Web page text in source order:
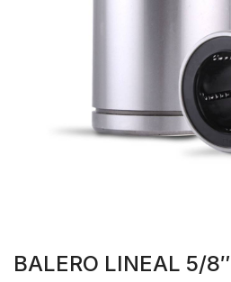
BALERO LINEAL 5/